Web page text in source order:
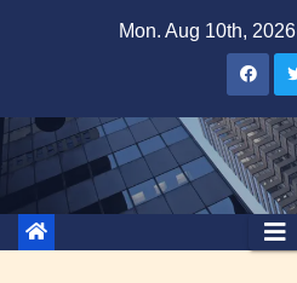
Mon. Aug 10th, 2026